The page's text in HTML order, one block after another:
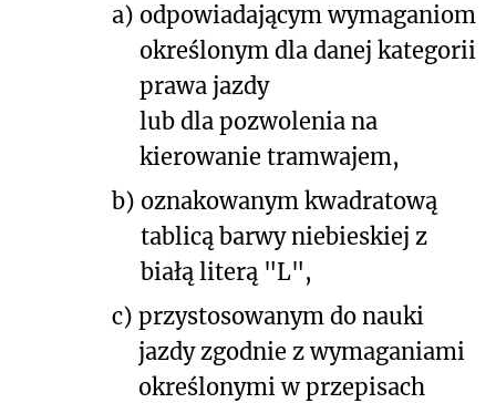
a) odpowiadającym wymaganiom
określonym dla danej kategorii
prawa jazdy
lub dla pozwolenia na
kierowanie tramwajem,
b) oznakowanym kwadratową
tablicą barwy niebieskiej z
białą literą "L",
c) przystosowanym do nauki
jazdy zgodnie z wymaganiami
określonymi w przepisach